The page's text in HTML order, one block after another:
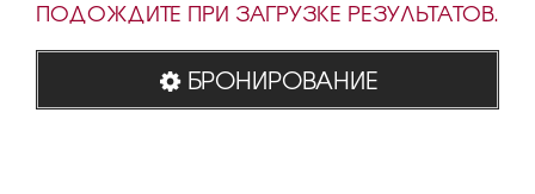
ПОДОЖДИТЕ ПРИ ЗАГРУЗКЕ РЕЗУЛЬТАТОВ.
БРОНИРОВАНИЕ